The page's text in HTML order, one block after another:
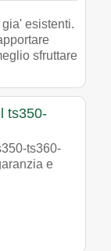
esistenti.
sfruttare
ts350-
ts360-
e